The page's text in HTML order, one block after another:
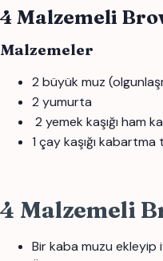
4 Malzemeli
Malzemeler
2 büyük muz
2 yumurta
2 yemek kaşığı ham
1 çay kaşığı kabartma
4 Malzemeli
Bir kaba muzu ekleyip